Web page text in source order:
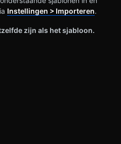
Instellingen > Importeren.
zijn als het sjabloon.